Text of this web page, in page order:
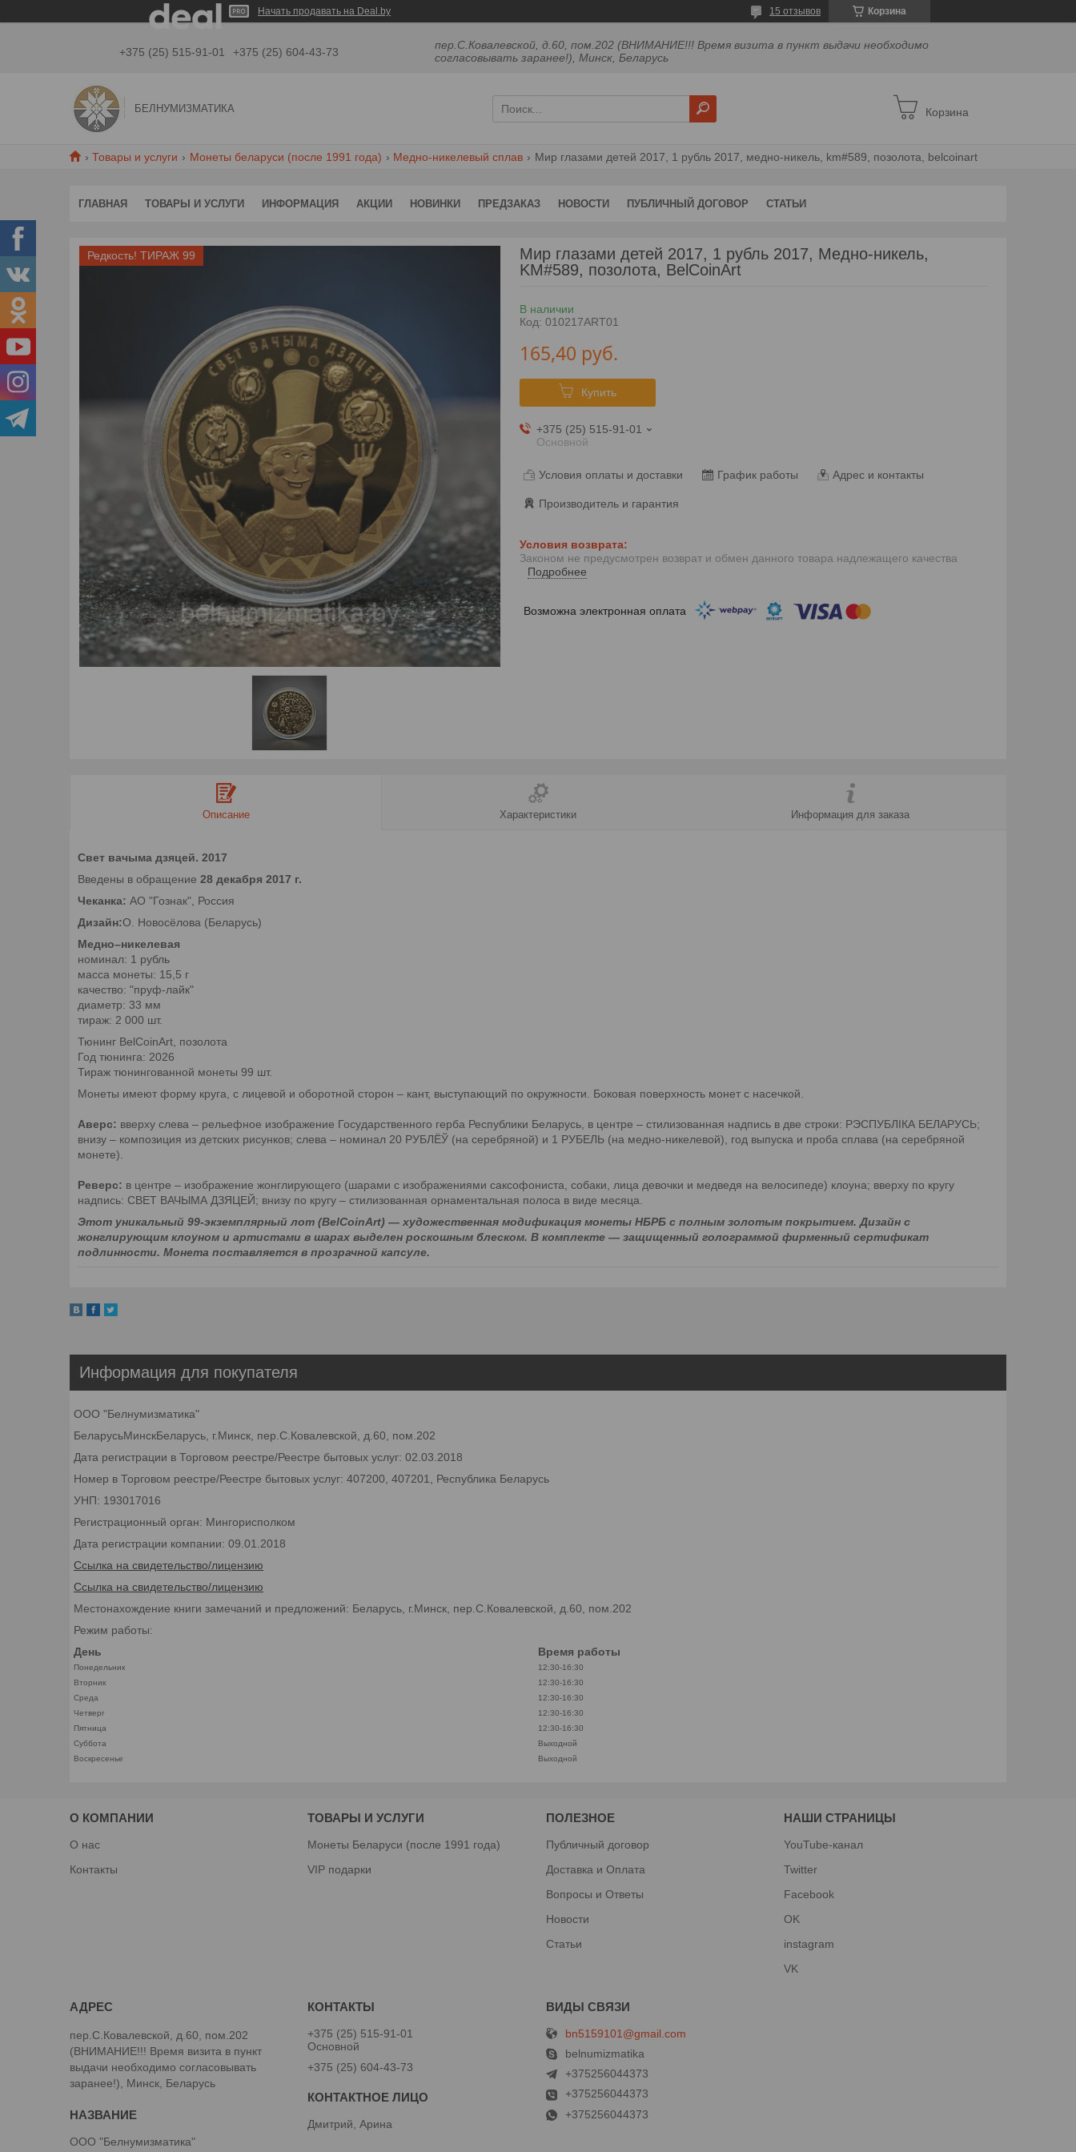
Начать продавать на Deal.by Корзина
15 отзывов
+375 (25) 515-91-01 +375 (25) 604-43-73
пер.С.Ковалевской, д.60, пом.202 (ВНИМАНИЕ!!! Время визита в пункт выдачи необходимо
согласовывать заранее!), Минск, Беларусь
БЕЛНУМИЗМАТИКА Корзина
Товары и услуги Монеты беларуси (после 1991 года) Медно-никелевый сплав Мир глазами детей 2017, 1 рубль 2017, медно-никель, km#589, позолота, belcoinart
ГЛАВНАЯ ТОВАРЫ И УСЛУГИ ИНФОРМАЦИЯ АКЦИИ НОВИНКИ ПРЕДЗАКАЗ НОВОСТИ ПУБЛИЧНЫЙ ДОГОВОР СТАТЬИ
Редкость! ТИРАЖ 99
Мир глазами детей 2017, 1 рубль 2017, Медно-никель,
KM#589, позолота, BelCoinArt
В наличии
Код: 010217ART01
165,40 руб.
Купить
+375 (25) 515-91-01
Основной
Условия оплаты и доставки График работы Адрес и контакты
Производитель и гарантия
Законом не предусмотрен возврат и обмен данного товара надлежащего качества
Подробнее
Описание Характеристики Информация для заказа
Свет вачыма дзяцей. 2017
Введены в обращение 28 декабря 2017 г.
Чеканка: АО "Гознак", Россия
Дизайн:О. Новосёлова (Беларусь)
Медно–никелевая
номинал: 1 рубль
масса монеты: 15,5 г
качество: "пруф-лайк"
диаметр: 33 мм
тираж: 2 000 шт.
Тюнинг BelCoinArt, позолота
Год тюнинга: 2026
Тираж тюнингованной монеты 99 шт.
Монеты имеют форму круга, с лицевой и оборотной сторон – кант, выступающий по окружности. Боковая поверхность монет с насечкой.
Аверс: вверху слева – рельефное изображение Государственного герба Республики Беларусь, в центре – стилизованная надпись в две строки: РЭСПУБЛІКА БЕЛАРУСЬ;
внизу – композиция из детских рисунков; слева – номинал 20 РУБЛЁЎ (на серебряной) и 1 РУБЕЛЬ (на медно-никелевой), год выпуска и проба сплава (на серебряной
монете).
Реверс: в центре – изображение жонглирующего (шарами с изображениями саксофониста, собаки, лица девочки и медведя на велосипеде) клоуна; вверху по кругу
надпись: СВЕТ ВАЧЫМА ДЗЯЦЕЙ; внизу по кругу – стилизованная орнаментальная полоса в виде месяца.
Этот уникальный 99-экземплярный лот (BelCoinArt) — художественная модификация монеты НБРБ с полным золотым покрытием. Дизайн с
жонглирующим клоуном и артистами в шарах выделен роскошным блеском. В комплекте — защищенный голограммой фирменный сертификат
подлинности. Монета поставляется в прозрачной капсуле.
Информация для покупателя
ООО "Белнумизматика"
БеларусьМинскБеларусь, г.Минск, пер.С.Ковалевской, д.60, пом.202
Дата регистрации в Торговом реестре/Реестре бытовых услуг: 02.03.2018
Номер в Торговом реестре/Реестре бытовых услуг: 407200, 407201, Республика Беларусь
УНП: 193017016
Регистрационный орган: Мингорисполком
Дата регистрации компании: 09.01.2018
Ссылка на свидетельство/лицензию
Ссылка на свидетельство/лицензию
Местонахождение книги замечаний и предложений: Беларусь, г.Минск, пер.С.Ковалевской, д.60, пом.202
Режим работы:
День
Время работы
Понедельник
12:30-16:30
Вторник
12:30-16:30
Среда
12:30-16:30
Четверг
12:30-16:30
Пятница
12:30-16:30
Суббота
Выходной
Воскресенье
Выходной
О КОМПАНИИ
О нас
Контакты
ТОВАРЫ И УСЛУГИ
Монеты Беларуси (после 1991 года)
VIP подарки
ПОЛЕЗНОЕ
Публичный договор
Доставка и Оплата
Вопросы и Ответы
Новости
Статьи
НАШИ СТРАНИЦЫ
YouTube-канал
Twitter
Facebook
OK
instagram
VK
пер.С.Ковалевской, д.60, пом.202
(ВНИМАНИЕ!!! Время визита в пункт
выдачи необходимо согласовывать
заранее!), Минск, Беларусь
ООО "Белнумизматика"
+375 (25) 515-91-01
Основной
+375 (25) 604-43-73
Дмитрий, Арина
bn5159101@gmail.com
belnumizmatika
+375256044373
+375256044373
+375256044373